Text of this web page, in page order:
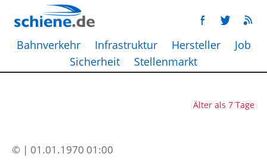
Bahnverkehr Infrastruktur Hersteller
Job
Sicherheit
Stellenmarkt
Älter als 7 Tage
© | 01.01.1970 01:00